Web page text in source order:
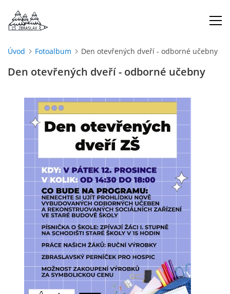
ŠKOLNÍ ROK
DOKUMENTY
ŠKOLSKÁ RADA
PROJEKTY
ENVIRONMENTÁLNÍ VÝCHOVA
FOTOALBUM
Úvod Fotoalbum Den otevřených dveří - odborné učebny
Den otevřených dveří - odborné učebny